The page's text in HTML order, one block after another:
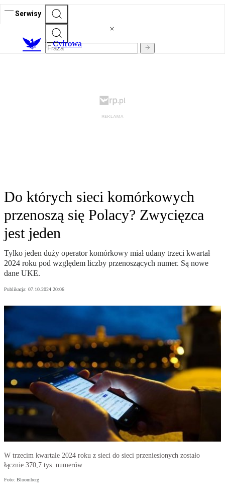
Serwisy
Cyfrowa
Do których sieci komórkowych
przenoszą się Polacy? Zwycięzca
jest jeden
Tylko jeden duży operator komórkowy miał udany trzeci kwartał
2024 roku pod względem liczby przenoszących numer. Są nowe
dane UKE.
Publikacja: 07.10.2024 20:06
W trzecim kwartale 2024 roku z sieci do sieci przeniesionych zostało
łącznie 370,7 tys. numerów
Foto: Bloomberg